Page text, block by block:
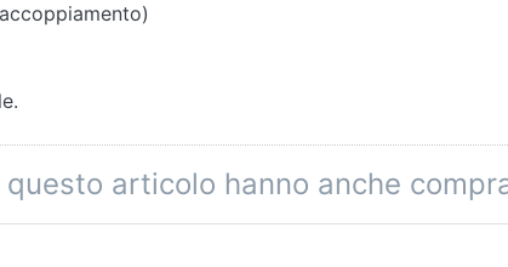
articolo hanno anche